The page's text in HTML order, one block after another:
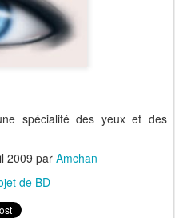
spécialité des yeux et des
2009 par Amchan
de BD